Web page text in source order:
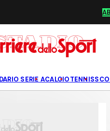
SERIE ACALCIOTENNIS